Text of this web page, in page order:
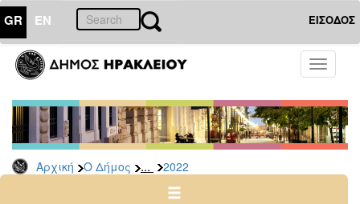
GR EN ΕΙΣΟΔΟΣ
Toggle
Αρχική Ο Δήμος ... 2022
ΔΗΜΟΣ
Δελτία
Τύπου
Αρχείο
2026